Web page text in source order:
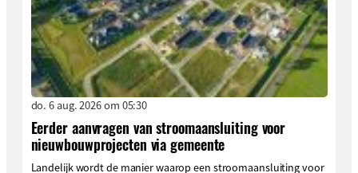
do. 6 aug. 2026 om 05:30
Eerder aanvragen van stroomaansluiting voor
nieuwbouwprojecten via gemeente
Landelijk wordt de manier waarop een stroomaansluiting voor